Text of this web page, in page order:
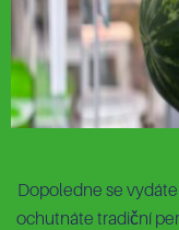
Dopoledne se
ochutnáte tradiční